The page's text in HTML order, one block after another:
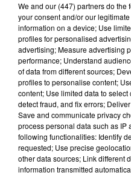
Lecture (1 min 16
100%
100% Radio l'agenda
We and our (447) partnersdo the
your consent and/or our
information on a device; Use
profiles for personalised
advertising; Measure advertising
performance; Understand
of data from different sources;
profiles to personalise content;
content; Use limited data to
detect fraud, and fix errors;
Save and communicate privacy
process personal data such as IP
following functionalities: Identify
requested; Use precise
other data sources; Link different
information transmitted